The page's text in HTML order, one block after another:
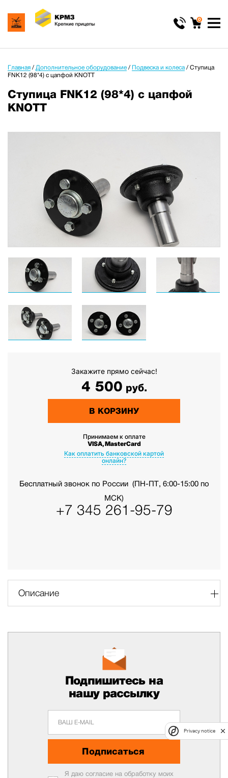
0
Главная / Дополнительное оборудование / Подвеска и колеса/ Ступица
FNK12 (98*4) с цапфой KNOTT
Ступица FNK12 (98*4) с цапфой
KNOTT
Закажите прямо сейчас!
4 500 руб.
В КОРЗИНУ
Принимаем к оплате
VISA, MasterCard
Как оплатить банковской картой
онлайн?
Бесплатный звонок по России (ПН-ПТ, 6:00-15:00 по
МСК)
+7 345 261-95-79
Описание
Подпишитесь на
нашу рассылку
Подписаться
Я даю согласие на обработку моих
Privacy notice